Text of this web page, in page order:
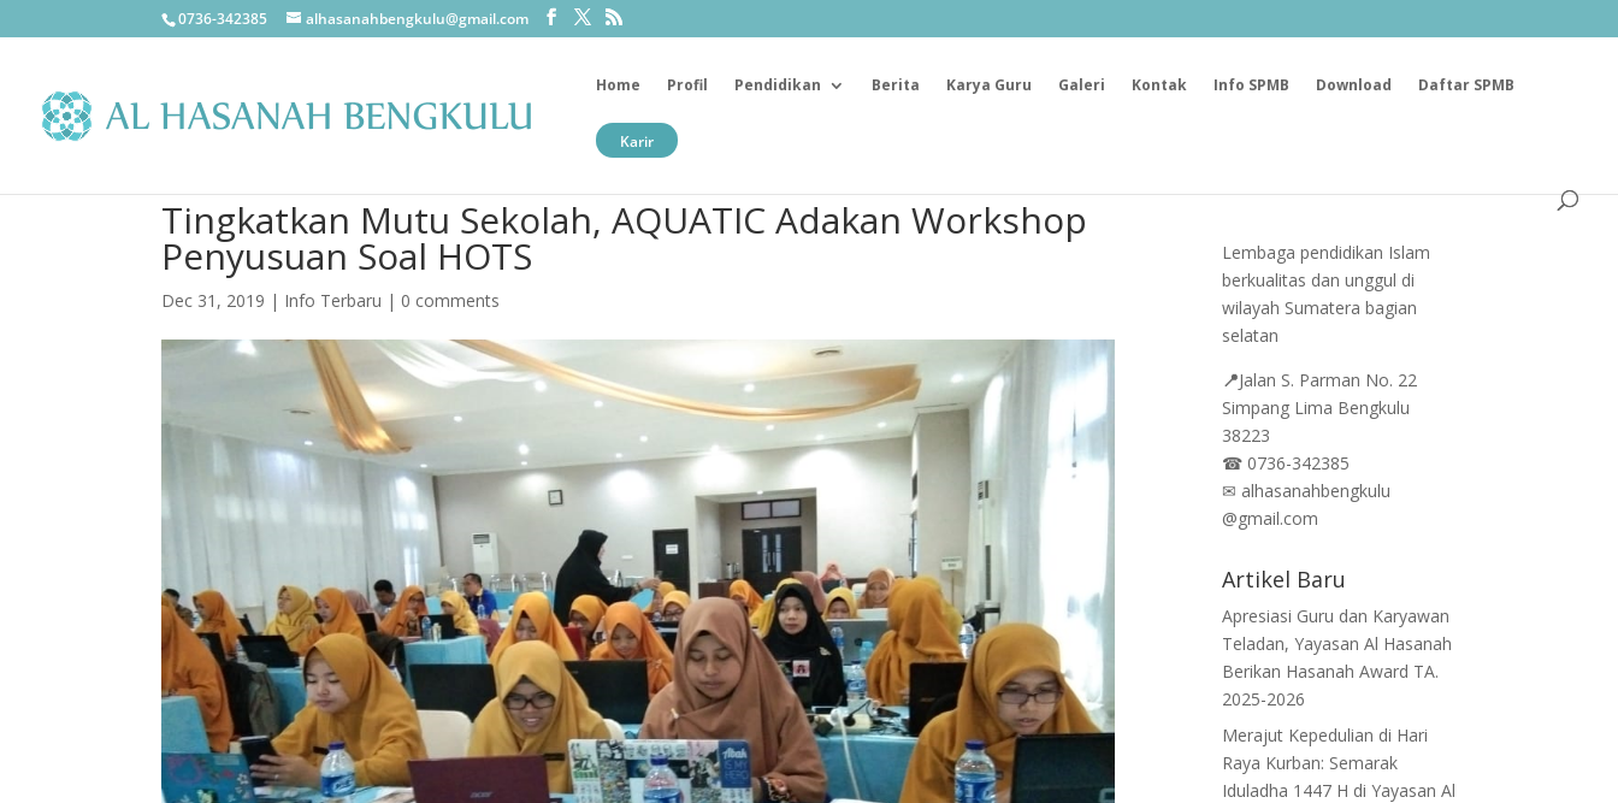
0736-342385 alhasanahbengkulu@gmail.com
Home Profil Pendidikan Berita Karya Guru Galeri Kontak Info SPMB Download Daftar SPMB
Karir
Tingkatkan Mutu Sekolah, AQUATIC Adakan Workshop
Penyusuan Soal HOTS
Dec 31, 2019 | Info Terbaru | 0 comments
Lembaga pendidikan Islam
berkualitas dan unggul di
wilayah Sumatera bagian
selatan
📍Jalan S. Parman No. 22
Simpang Lima Bengkulu
38223
☎ 0736-342385
✉ alhasanahbengkulu
@gmail.com
Artikel Baru
Apresiasi Guru dan Karyawan
Teladan, Yayasan Al Hasanah
Berikan Hasanah Award TA.
2025-2026
Merajut Kepedulian di Hari
Raya Kurban: Semarak
Iduladha 1447 H di Yayasan Al